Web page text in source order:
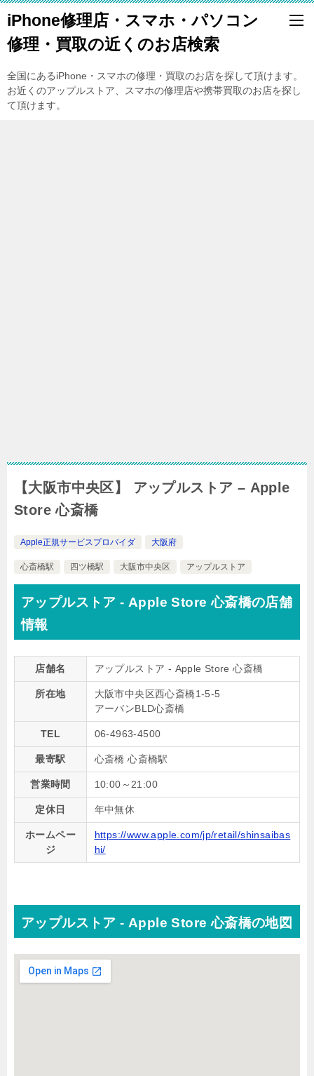
iPhone修理店・スマホ・パソコン
修理・買取の近くのお店検索
全国にあるiPhone・スマホの修理・買取のお店を探して頂けます。
お近くのアップルストア、スマホの修理店や携帯買取のお店を探し
て頂けます。
【大阪市中央区】 アップルストア – Apple
Store 心斎橋
Apple正規サービスプロバイダ 大阪府
心斎橋駅 四ツ橋駅 大阪市中央区 アップルストア
アップルストア - Apple Store 心斎橋の店舗
情報
店舗名 アップルストア - Apple Store 心斎橋
所在地
大阪市中央区西心斎橋1-5-5
アーバンBLD心斎橋
TEL 06-4963-4500
最寄駅 心斎橋 心斎橋駅
営業時間 10:00～21:00
定休日 年中無休
ホームペー
ジ
https://www.apple.com/jp/retail/shinsaibas
hi/
アップルストア - Apple Store 心斎橋の地図